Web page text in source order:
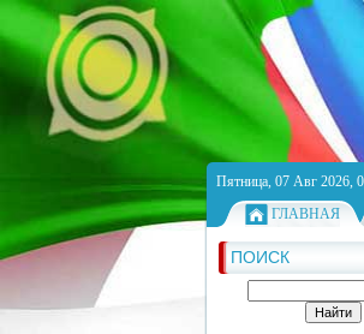
Пятница, 07 Авг 2026,
ГЛАВНАЯ
ПОИСК